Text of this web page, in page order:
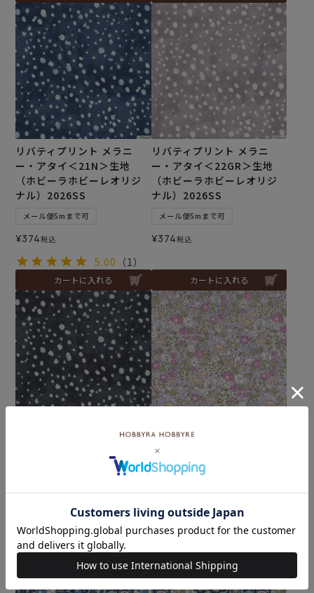
リバティプリント メラニ
ー・アタイ＜21N＞生地
（ホビーラホビーレオリジ
ナル）2026SS
メール便5mまで可
¥374税込
5.00 （1）
カートに入れる
リバティプリント メラニ
ー・アタイ＜22GR＞生地
（ホビーラホビーレオリジ
ナル）2026SS
メール便5mまで可
¥374税込
カートに入れる
リバティプリント メラニ
ー・アタイ＜23BL＞生地
（ホビーラホビーレオリジ
¥374税込
カートに入れる
リバティプリント ファーガ
ス＜30L＞生地 （ホビーラ
ホビーレオリジナル）2026
¥374 税込
カートに入れる